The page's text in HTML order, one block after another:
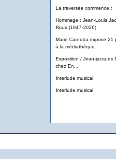
La traversée commence :
Hommage : Jean-Louis
Roux (1947-2026)
Marie Caredda expose 25
à la médiathèque...
Exposition / Jean-jacques
chez En...
Interlude musical
Interlude musical